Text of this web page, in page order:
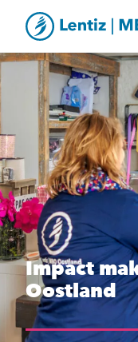
Impact
Oostland